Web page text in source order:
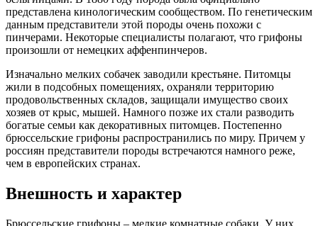
представлена кинологическим сообществом. По генетическим
данным представители этой породы очень похожи с
пинчерами. Некоторые специалисты полагают, что грифоны
произошли от немецких аффенпинчеров.
Изначально мелких собачек заводили крестьяне. Питомцы
жили в подсобных помещениях, охраняли территорию
продовольственных складов, защищали имущество своих
хозяев от крыс, мышей. Намного позже их стали разводить
богатые семьи как декоративных питомцев. Постепенно
брюссельские грифоны распространились по миру. Причем у
россиян представители породы встречаются намного реже,
чем в европейских странах.
Внешность и характер
Брюссельские грифоны – мелкие комнатные собаки. У них